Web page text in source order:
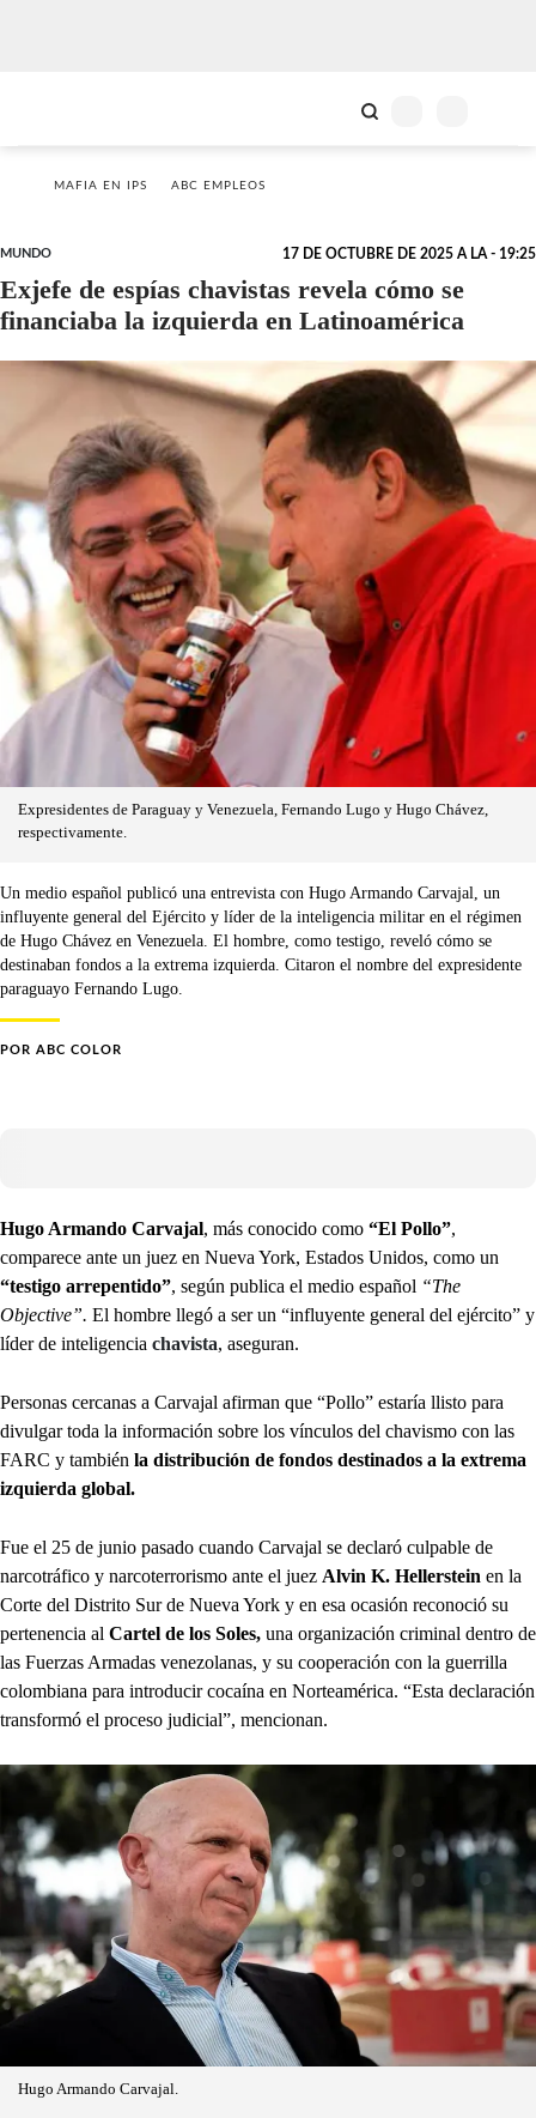
MAFIA EN IPS ABC EMPLEOS
MUNDO 17 DE OCTUBRE DE 2025 A LA - 19:25
Exjefe de espías chavistas revela cómo se
financiaba la izquierda en Latinoamérica
Expresidentes de Paraguay y Venezuela, Fernando Lugo y Hugo Chávez,
respectivamente.
Un medio español publicó una entrevista con Hugo Armando Carvajal, un
influyente general del Ejército y líder de la inteligencia militar en el régimen
de Hugo Chávez en Venezuela. El hombre, como testigo, reveló cómo se
destinaban fondos a la extrema izquierda. Citaron el nombre del expresidente
paraguayo Fernando Lugo.
POR ABC COLOR
Hugo Armando Carvajal, más conocido como “El Pollo”,
comparece ante un juez en Nueva York, Estados Unidos, como un
“testigo arrepentido”, según publica el medio español “The
Objective”. El hombre llegó a ser un “influyente general del ejército” y
líder de inteligencia chavista, aseguran.
Personas cercanas a Carvajal afirman que “Pollo” estaría llisto para
divulgar toda la información sobre los vínculos del chavismo con las
FARC y también la distribución de fondos destinados a la extrema
izquierda global.
Fue el 25 de junio pasado cuando Carvajal se declaró culpable de
narcotráfico y narcoterrorismo ante el juez Alvin K. Hellerstein en la
Corte del Distrito Sur de Nueva York y en esa ocasión reconoció su
pertenencia al Cartel de los Soles, una organización criminal dentro de
las Fuerzas Armadas venezolanas, y su cooperación con la guerrilla
colombiana para introducir cocaína en Norteamérica. “Esta declaración
transformó el proceso judicial”, mencionan.
Hugo Armando Carvajal.